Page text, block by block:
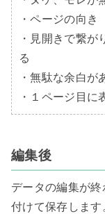
・ページの向き
・見開きで繋が
る
・無駄な余白が
・１ページ目に
編集後
データの編集が
付けて保存します